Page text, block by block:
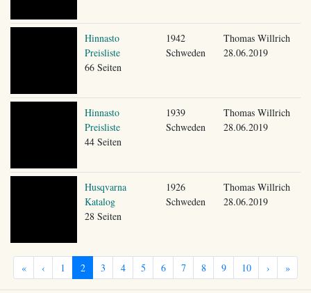
Hinnasto
Preisliste
66 Seiten
1942
Schweden
Thomas Willrich
28.06.2019
Hinnasto
Preisliste
44 Seiten
1939
Schweden
Thomas Willrich
28.06.2019
Husqvarna
Katalog
28 Seiten
1926
Schweden
Thomas Willrich
28.06.2019
« ‹ 1 2 3 4 5 6 7 8 9 10 › »